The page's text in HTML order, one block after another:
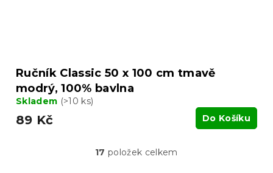
Ručník Classic 50 x 100 cm tmavě
modrý, 100% bavlna
Skladem (>10 ks)
89 Kč Do Košíku
O
17 položek celkem